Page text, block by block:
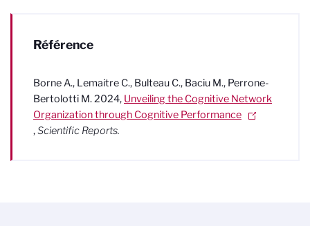
Référence
Borne A., Lemaitre C., Bulteau C., Baciu M., Perrone-
Bertolotti M. 2024, Unveiling the Cognitive Network
Organization through Cognitive Performance
,Scientific Reports.